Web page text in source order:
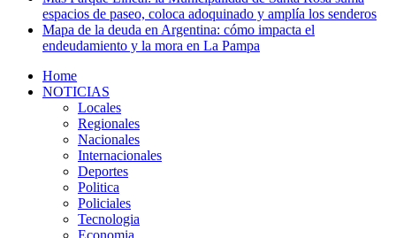
espacios de paseo, coloca adoquinado y amplía los senderos
Mapa de la deuda en Argentina: cómo impacta el
endeudamiento y la mora en La Pampa
Home
NOTICIAS
Locales
Regionales
Nacionales
Internacionales
Deportes
Politica
Policiales
Tecnologia